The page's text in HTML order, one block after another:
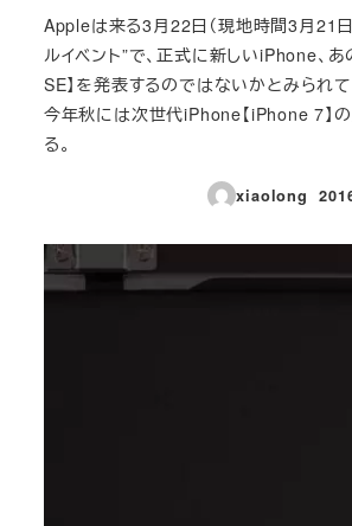
Appleは来る3月22日（現地時間3月21
ルイベント”で、正式に新しいiPhone、
SE】を発表するのではないかとみられ
今年秋には次世代iPhone【iPhone 7】
る。
xiaolong
投